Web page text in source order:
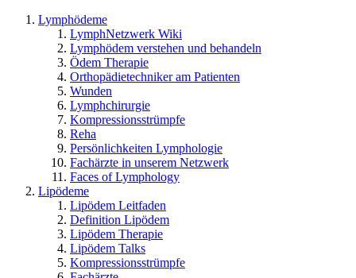
Lymphödeme
LymphNetzwerk Wiki
Lymphödem verstehen und behandeln
Ödem Therapie
Orthopädietechniker am Patienten
Wunden
Lymphchirurgie
Kompressionsstrümpfe
Reha
Persönlichkeiten Lymphologie
Fachärzte in unserem Netzwerk
Faces of Lymphology
Lipödeme
Lipödem Leitfaden
Definition Lipödem
Lipödem Therapie
Lipödem Talks
Kompressionsstrümpfe